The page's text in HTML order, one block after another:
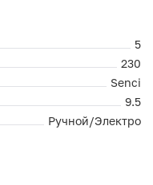
5
230
Senci
9.5
Ручной/Электро